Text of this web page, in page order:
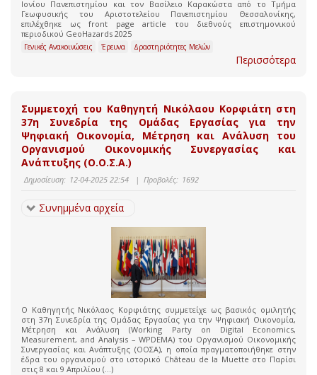
Ιονίου Πανεπιστημίου και τον Βασίλειο Καρακώστα από το Τμήμα
Γεωφυσικής του Αριστοτελείου Πανεπιστημίου Θεσσαλονίκης,
επιλέχθηκε ως front page article του διεθνούς επιστημονικού
περιοδικού GeoHazards 2025
Γενικές Ανακοινώσεις Έρευνα Δραστηριότητες Μελών
Περισσότερα
Συμμετοχή του Καθηγητή Νικόλαου Κορφιάτη στη
37η Συνεδρία της Ομάδας Εργασίας για την
Ψηφιακή Οικονομία, Μέτρηση και Ανάλυση του
Οργανισμού Οικονομικής Συνεργασίας και
Ανάπτυξης (Ο.Ο.Σ.Α.)
Δημοσίευση: 12-04-2025 22:54 | Προβολές: 1692
Συνημμένα αρχεία
Ο Καθηγητής Νικόλαος Κορφιάτης συμμετείχε ως βασικός ομιλητής
στη 37η Συνεδρία της Ομάδας Εργασίας για την Ψηφιακή Οικονομία,
Μέτρηση και Ανάλυση (Working Party on Digital Economics,
Measurement, and Analysis – WPDEMA) του Οργανισμού Οικονομικής
Συνεργασίας και Ανάπτυξης (ΟΟΣΑ), η οποία πραγματοποιήθηκε στην
έδρα του οργανισμού στο ιστορικό Château de la Muette στο Παρίσι
στις 8 και 9 Απριλίου (...)